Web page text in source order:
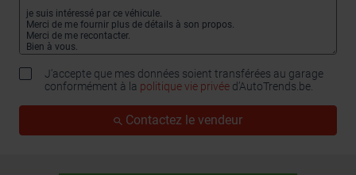
J'accepte que mes données soient transférées au garage
conformément à la politique vie privée d’AutoTrends.be.
Contactez le vendeur